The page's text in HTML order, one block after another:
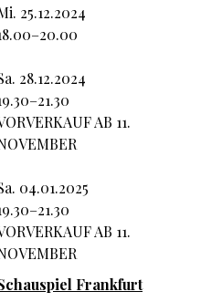
25.12.2024
28.12.2024
AB 11.
04.01.2025
AB 11.
Frankfurt